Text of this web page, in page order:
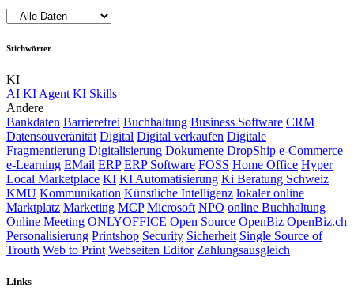
Stichwörter
KI
AI KI Agent KI Skills
Andere
Bankdaten Barrierefrei Buchhaltung Business Software CRM
Datensouveränität Digital Digital verkaufen Digitale
Fragmentierung Digitalisierung Dokumente DropShip e-Commerce
e-Learning EMail ERP ERP Software FOSS Home Office Hyper
Local Marketplace KI KI Automatisierung Ki Beratung Schweiz
KMU Kommunikation Künstliche Intelligenz lokaler online
Marktplatz Marketing MCP Microsoft NPO online Buchhaltung
Online Meeting ONLYOFFICE Open Source OpenBiz OpenBiz.ch
Personalisierung Printshop Security Sicherheit Single Source of
Trouth Web to Print Webseiten Editor Zahlungsausgleich
Links